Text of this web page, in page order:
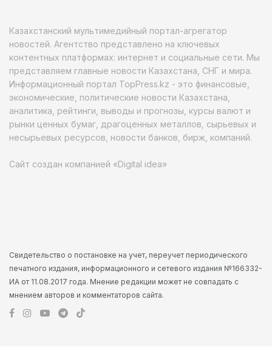
Казахстанский мультимедийный портал-агрегатор
новостей. Агентство представлено на ключевых
контентных платформах: интернет и социальные сети. Мы
представляем главные новости Казахстана, СНГ и мира.
Информационный портал TopPress.kz - это финансовые,
экономические, политические новости Казахстана,
аналитика, рейтинги, выводы и прогнозы, курсы валют и
рынки ценных бумаг, драгоценных металлов, сырьевых и
несырьевых ресурсов, новости банков, бирж, компаний.
Сайт создан компанией «Digital idea»
Свидетельство о постановке на учет, переучет периодического
печатного издания, информационного и сетевого издания №166332-
ИА от 11.08.2017 года. Мнение редакции может не совпадать с
мнением авторов и комментаторов сайта.